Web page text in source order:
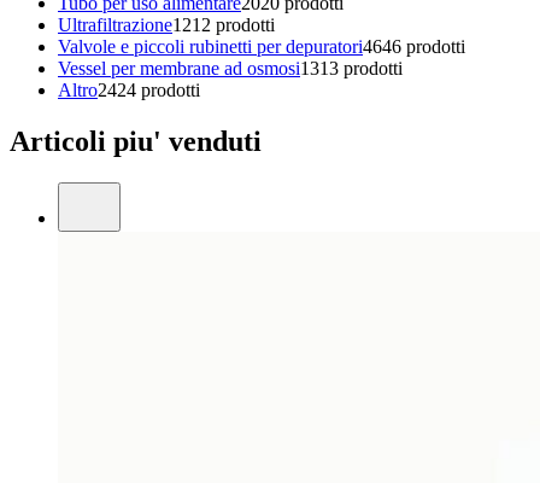
Ultrafiltrazione1212 prodotti
Valvole e piccoli rubinetti per depuratori4646 prodotti
Vessel per membrane ad osmosi1313 prodotti
Altro2424 prodotti
Articoli piu' venduti